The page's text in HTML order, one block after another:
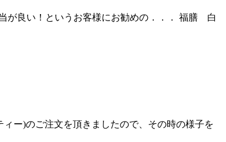
が良い！というお客様にお勧めの．．． 福膳 白
ー)のご注文を頂きましたので、その時の様子を